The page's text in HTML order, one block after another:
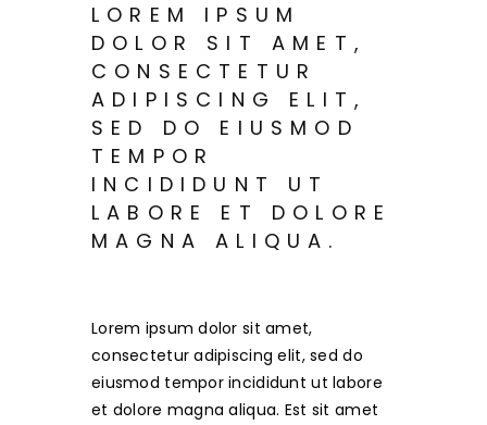
LOREM IPSUM
DOLOR SIT AMET,
CONSECTETUR
ADIPISCING ELIT,
SED DO EIUSMOD
TEMPOR
INCIDIDUNT UT
LABORE ET DOLORE
MAGNA ALIQUA.
Lorem ipsum dolor sit amet,
consectetur adipiscing elit, sed do
eiusmod tempor incididunt ut labore
et dolore magna aliqua. Est sit amet